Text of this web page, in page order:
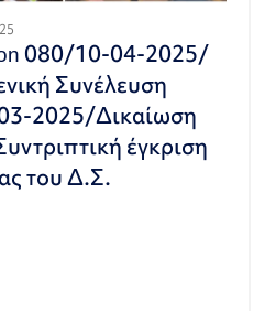
080/10-04-2025/
Συνέλευση
2025/Δικαίωση
έγκριση
του Δ.Σ.